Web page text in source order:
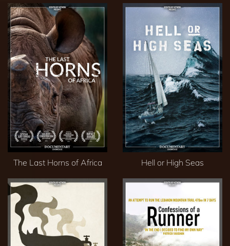
The Last Horns of Africa Hell or High Seas